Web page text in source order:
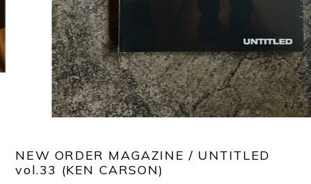
3/3
NEW ORDER MAGAZINE / UNTITLED
vol.33 (KEN CARSON)